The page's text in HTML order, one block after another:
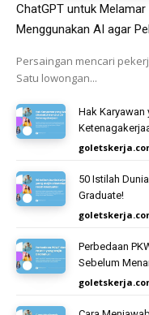
ChatGPT untuk
Menggunakan AI agar
Persaingan mencari
Satu lowongan...
Hak Karyawan
50 Istilah
Graduate!
Perbedaan
Sebelum